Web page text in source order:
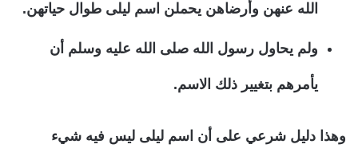
الله عنهن وأرضاهن يحملن اسم ليلى طوال حياتهن.
ولم يحاول رسول الله صلى الله عليه وسلم أن
يأمرهم بتغيير ذلك الاسم.
وهذا دليل شرعي على أن اسم ليلى ليس فيه شيء